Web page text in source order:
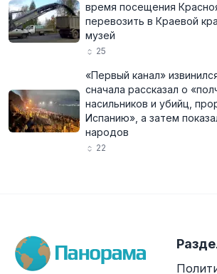
время посещения
перевозить в Краевой
музей
25
«Первый канал»
сначала рассказал о
насильников и убийц,
Испанию», а затем
народов
22